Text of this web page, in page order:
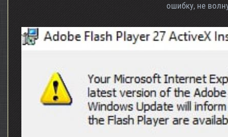
ошибку, не